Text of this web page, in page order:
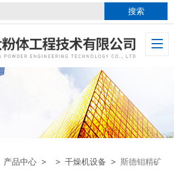
产品中心 > >干燥机设备 >斯德钼精矿